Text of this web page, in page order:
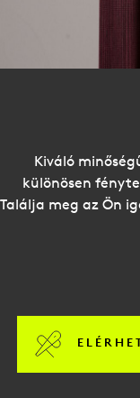
Kiváló
különösen
Találja meg az Ön